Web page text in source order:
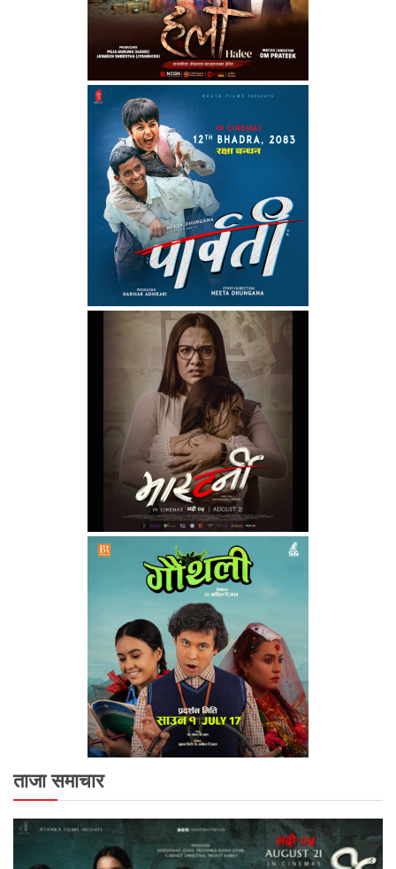
ताजा समाचार